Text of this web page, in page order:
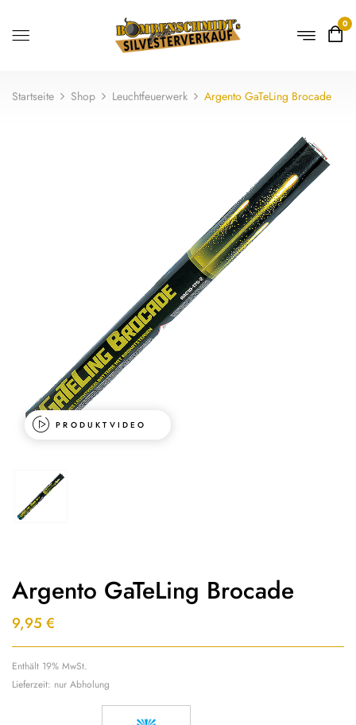
0
Startseite Shop Leuchtfeuerwerk Argento GaTeLing Brocade
PRODUKTVIDEO
Argento GaTeLing Brocade
9,95 €
Enthält 19% MwSt.
Lieferzeit: nur Abholung